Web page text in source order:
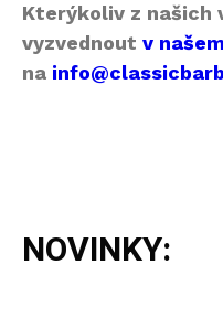
Kterýkoliv z našich
vyzvednout v
na
NOVINKY: